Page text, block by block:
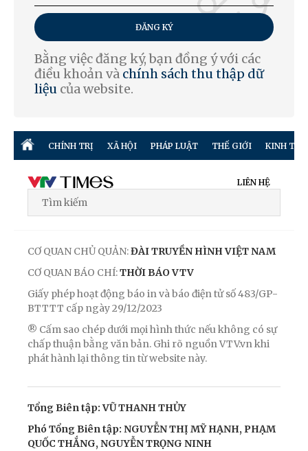
ĐĂNG KÝ
Bằng việc đăng ký, bạn đồng ý với các
điều khoản và chính sách thu thập dữ
liệu của website.
CHÍNH TRỊ XÃ HỘI PHÁP LUẬT THẾ GIỚI KINH TẾ
LIÊN HỆ
CƠ QUAN CHỦ QUẢN:ĐÀI TRUYỀN HÌNH VIỆT NAM
CƠ QUAN BÁO CHÍ:THỜI BÁO VTV
Giấy phép hoạt động báo in và báo điện tử số 483/GP-
BTTTT cấp ngày 29/12/2023
® Cấm sao chép dưới mọi hình thức nếu không có sự
chấp thuận bằng văn bản. Ghi rõ nguồn VTV.vn khi
phát hành lại thông tin từ website này.
Tổng Biên tập: VŨ THANH THỦY
Phó Tổng Biên tập: NGUYỄN THỊ MỸ HẠNH, PHẠM
QUỐC THẮNG, NGUYỄN TRỌNG NINH